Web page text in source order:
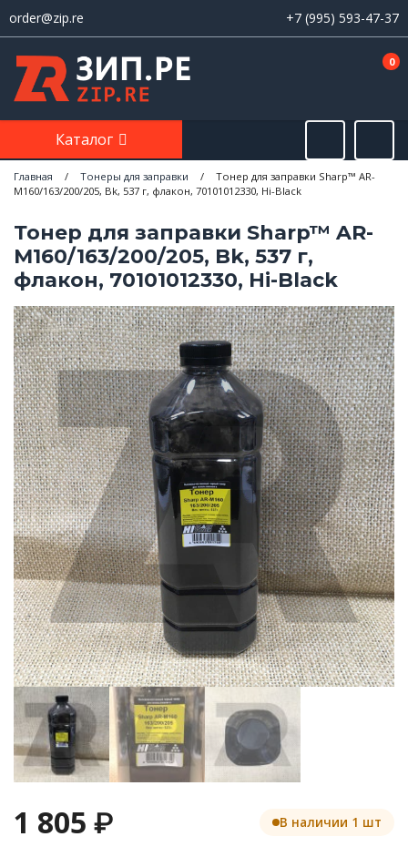
order@zip.re +7 (995) 593-47-37
0
Каталог
Главная / Тонеры для заправки /
Тонер для заправки Sharp™ AR-
M160/163/200/205, Bk, 537 г, флакон, 70101012330, Hi-Black
Тонер для заправки Sharp™ AR-
M160/163/200/205, Bk, 537 г,
флакон, 70101012330, Hi-Black
1 805 ₽ В наличии 1 шт